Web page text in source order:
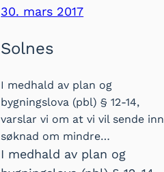
30. mars 2017
Solnes
I medhald av plan og
bygningslova (pbl) § 12-14,
varslar vi om at vi vil sende inn
søknad om mindre…
I medhald av plan og